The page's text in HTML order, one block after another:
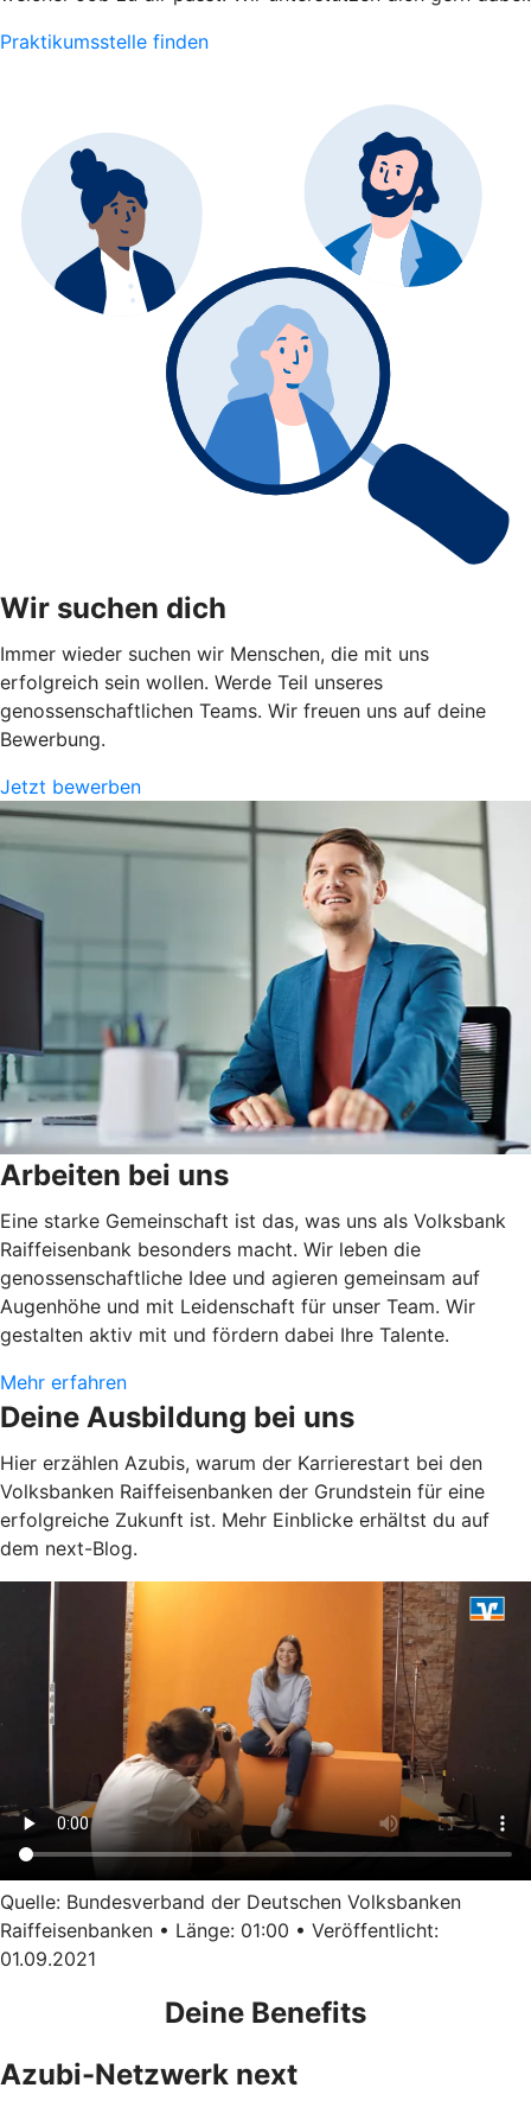
Praktikumsstelle finden
Wir suchen dich
Immer wieder suchen wir Menschen, die mit uns
erfolgreich sein wollen. Werde Teil unseres
genossenschaftlichen Teams. Wir freuen uns auf deine
Bewerbung.
Jetzt bewerben
Arbeiten bei uns
Eine starke Gemeinschaft ist das, was uns als Volksbank
Raiffeisenbank besonders macht. Wir leben die
genossenschaftliche Idee und agieren gemeinsam auf
Augenhöhe und mit Leidenschaft für unser Team. Wir
gestalten aktiv mit und fördern dabei Ihre Talente.
Mehr erfahren
Deine Ausbildung bei uns
Hier erzählen Azubis, warum der Karrierestart bei den
Volksbanken Raiffeisenbanken der Grundstein für eine
erfolgreiche Zukunft ist. Mehr Einblicke erhältst du auf
dem next-Blog.
Quelle: Bundesverband der Deutschen Volksbanken
Raiffeisenbanken • Länge: 01:00 • Veröffentlicht:
01.09.2021
Deine Benefits
Azubi-Netzwerk next